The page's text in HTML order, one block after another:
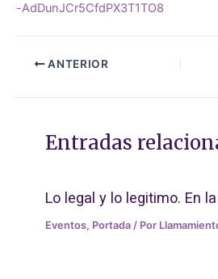
-AdDunJCr5CfdPX3T1TO8
ANTERIOR
Entradas
Lo legal y lo legitimo. En
Eventos, Portada / Por